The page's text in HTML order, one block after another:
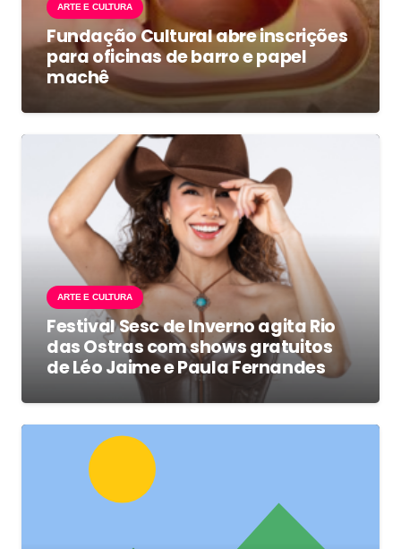
ARTE E CULTURA
Fundação Cultural abre inscrições
para oficinas de barro e papel
machê
ARTE E CULTURA
Festival Sesc de Inverno agita Rio
das Ostras com shows gratuitos
de Léo Jaime e Paula Fernandes